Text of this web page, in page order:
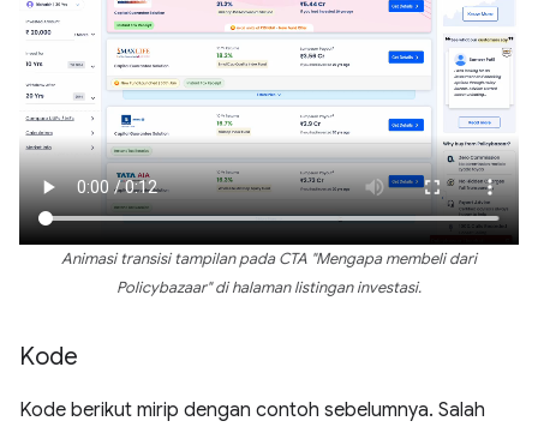
Animasi transisi tampilan pada CTA "Mengapa membeli dari
Policybazaar" di halaman listingan investasi.
Kode
Kode berikut mirip dengan contoh sebelumnya. Salah